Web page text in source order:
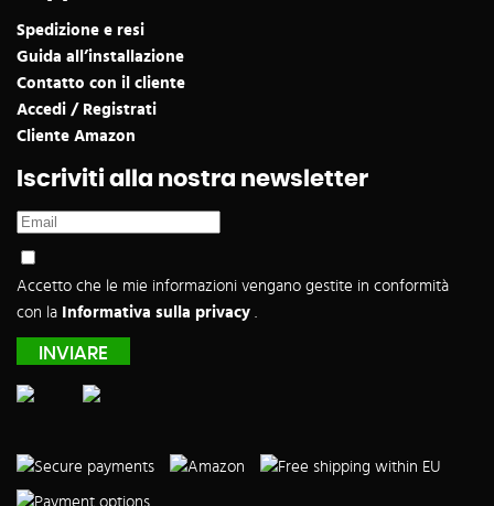
Spedizione e resi
Guida all’installazione
Contatto con il cliente
Accedi / Registrati
Cliente Amazon
Iscriviti alla nostra newsletter
Accetto che le mie informazioni vengano gestite in conformità
con la
Informativa sulla privacy .